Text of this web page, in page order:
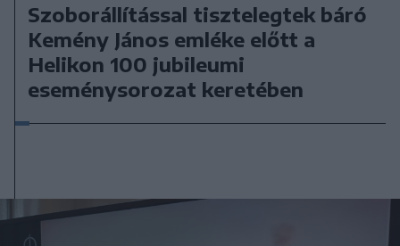
Szoborállítással tisztelegtek báró
Kemény János emléke előtt a
Helikon 100 jubileumi
eseménysorozat keretében